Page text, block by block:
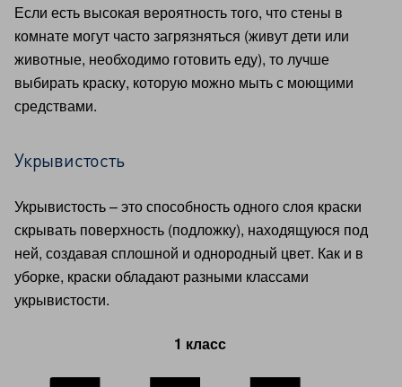
Если есть высокая вероятность того, что стены в
комнате могут часто загрязняться (живут дети или
животные, необходимо готовить еду), то лучше
выбирать краску, которую можно мыть с моющими
средствами.
Укрывистость
Укрывистость – это способность одного слоя краски
скрывать поверхность (подложку), находящуюся под
ней, создавая сплошной и однородный цвет. Как и в
уборке, краски обладают разными классами
укрывистости.
1 класс